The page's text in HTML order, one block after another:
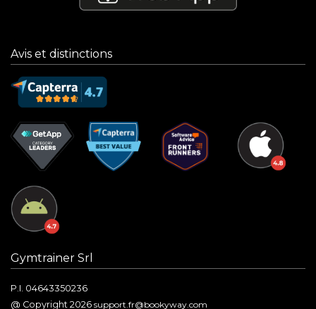
Avis et distinctions
Gymtrainer Srl
P.I. 04643350236
@ Copyright 2026 support.fr@bookyway.com